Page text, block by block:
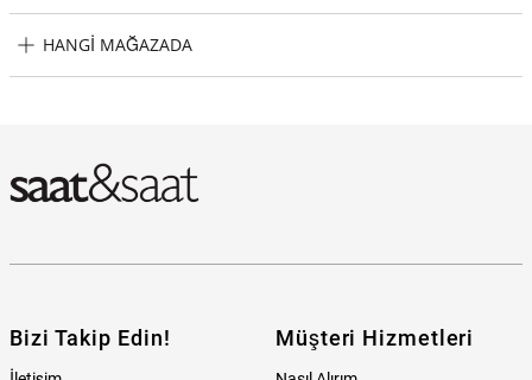
HANGI MAĞAZADA
Bizi Takip Edin! Müşteri Hizmetleri